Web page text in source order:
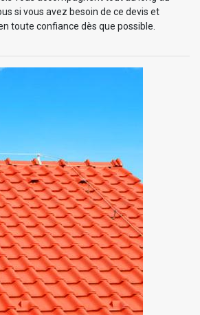
si vous avez besoin de ce devis et
toute confiance dès que possible.